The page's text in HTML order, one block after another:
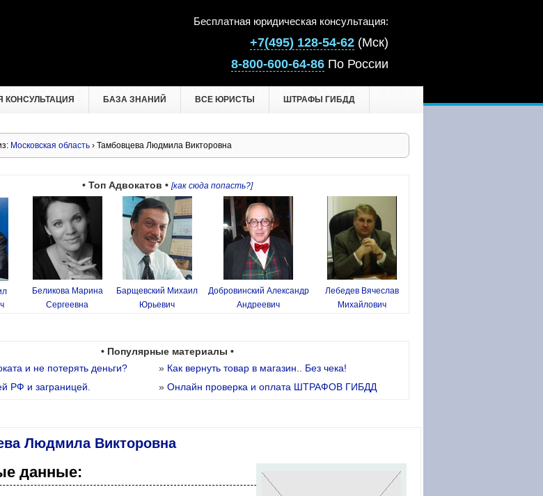
Бесплатная юридическая консультация:
+7(495) 128-54-62 (Мск)
8-800-600-64-86 По России
КОНСУЛЬТАЦИЯ БАЗА ЗНАНИЙ ВСЕ ЮРИСТЫ ШТРАФЫ ГИБДД
Московская область › Тамбовцева Людмила Викторовна
• Топ Адвокатов • [как сюда попасть?]
Беликова Марина
Сергеевна
Барщевский Михаил
Юрьевич
Добровинский Александр
Андреевич
Лебедев Вячеслав
Михайлович
• Популярные материалы •
и не потерять деньги? » Как вернуть товар в магазин.. Без чека!
РФ и заграницей. » Онлайн проверка и оплата ШТРАФОВ ГИБДД
Людмила Викторовна
данные: